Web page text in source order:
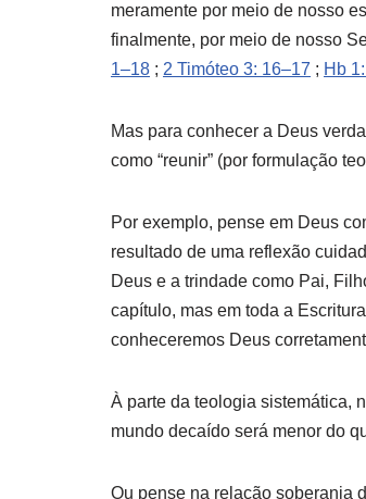
meramente por meio de nosso
finalmente, por meio de nosso
1–18 ; 2 Timóteo 3: 16–17 ; Hb
Mas para conhecer a Deus
como “reunir” (por formulação
Por exemplo, pense em Deus
resultado de uma reflexão
Deus e a trindade como Pai,
capítulo, mas em toda a
conheceremos Deus
À parte da teologia sistemática,
mundo decaído será menor do
Ou pense na relação soberania